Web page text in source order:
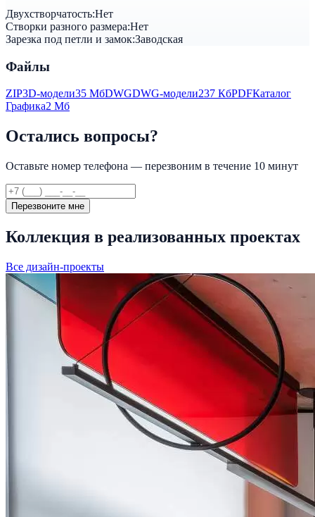
Двуxстворчатость:Нет
Створки разного размера:Нет
Зарезка под петли и замок:Заводская
Файлы
ZIP3D-модели35 МбDWGDWG-модели237 КбPDFКаталог
Графика2 Мб
Остались вопросы?
Оставьте номер телефона — перезвоним в течение 10 минут
Перезвоните мне
Коллекция в реализованных проектах
Все дизайн-проекты